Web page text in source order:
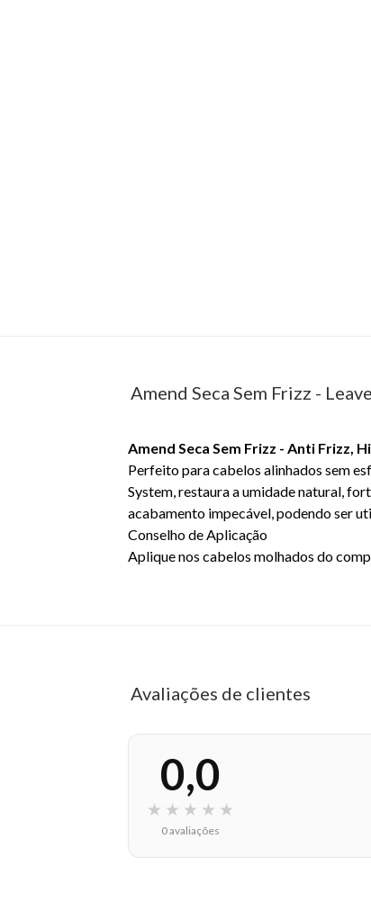
Amend Seca Sem Frizz -
Amend Seca Sem Frizz - Anti Frizz,
Perfeito para cabelos alinhados sem
System, restaura a umidade natural,
acabamento impecável, podendo ser
Conselho de Aplicação
Aplique nos cabelos molhados do
Avaliações de clientes
0,0
★ ★ ★ ★ ★
0 avaliações